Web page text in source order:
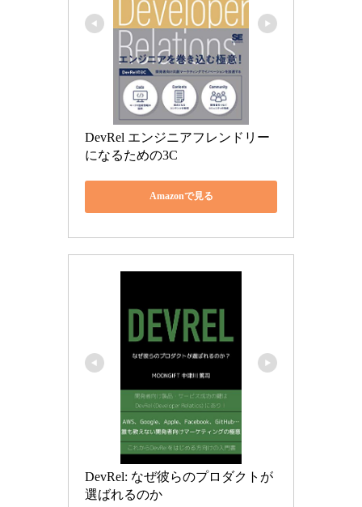
DevRel エンジニアフレンドリー
になるための3C
Amazonで見る
DevRel: なぜ彼らのプロダクトが
選ばれるのか